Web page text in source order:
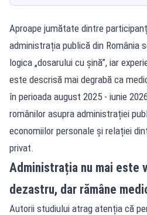
Aproape jumătate dintre
administrația publică din România
logica „dosarului cu șină”, iar
este descrisă mai degrabă ca
în perioada august 2025 - iunie
românilor asupra administrației
economiilor personale și relației
privat.
Administrația nu mai este
dezastru, dar rămâne
Autorii studiului atrag atenția că